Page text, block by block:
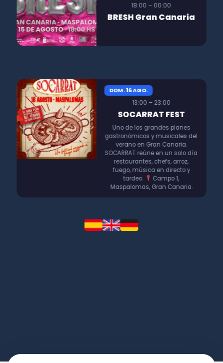
18:00 – 00:00
BRESH Gran Canaria
DOM. 16 AGO.
13:00 – 23:00
SOCARRAT FEST
Uno de los grandes planes
gastronómicos y musicales del
verano en Gran Canaria.
SOCARRAT reúne en un solo día
restaurantes, chefs, arroz,
fuego, música en directo y
tardeo.
Campo 1,
Maspalomas, Gran Canaria.